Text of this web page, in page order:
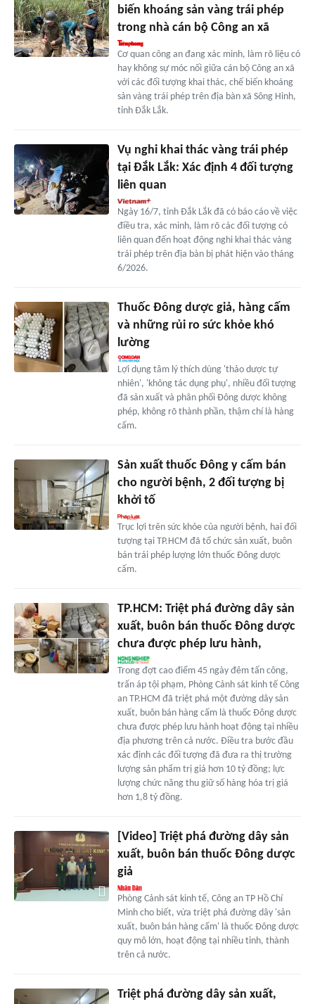
biến khoáng sản vàng trái phép
trong nhà cán bộ Công an xã
Cơ quan công an đang xác minh, làm rõ liệu có
hay không sự móc nối giữa cán bộ Công an xã
với các đối tượng khai thác, chế biến khoáng
sản vàng trái phép trên địa bàn xã Sông Hinh,
tỉnh Đắk Lắk.
Vụ nghi khai thác vàng trái phép
tại Đắk Lắk: Xác định 4 đối tượng
liên quan
Ngày 16/7, tỉnh Đắk Lắk đã có báo cáo về việc
điều tra, xác minh, làm rõ các đối tượng có
liên quan đến hoạt động nghi khai thác vàng
trái phép trên địa bàn bị phát hiện vào tháng
6/2026.
Thuốc Đông dược giả, hàng cấm
và những rủi ro sức khỏe khó
lường
Lợi dụng tâm lý thích dùng 'thảo dược tự
nhiên', 'không tác dụng phụ', nhiều đối tượng
đã sản xuất và phân phối Đông dược không
phép, không rõ thành phần, thậm chí là hàng
cấm.
Sản xuất thuốc Đông y cấm bán
cho người bệnh, 2 đối tượng bị
khởi tố
Trục lợi trên sức khỏe của người bệnh, hai đối
tượng tại TP.HCM đã tổ chức sản xuất, buôn
bán trái phép lượng lớn thuốc Đông dược
cấm.
TP.HCM: Triệt phá đường dây sản
xuất, buôn bán thuốc Đông dược
chưa được phép lưu hành,
Trong đợt cao điểm 45 ngày đêm tấn công,
trấn áp tội phạm, Phòng Cảnh sát kinh tế Công
an TP.HCM đã triệt phá một đường dây sản
xuất, buôn bán hàng cấm là thuốc Đông dược
chưa được phép lưu hành hoạt động tại nhiều
địa phương trên cả nước. Điều tra bước đầu
xác định các đối tượng đã đưa ra thị trường
lượng sản phẩm trị giá hơn 10 tỷ đồng; lực
lượng chức năng thu giữ số hàng hóa trị giá
hơn 1,8 tỷ đồng.
[Video] Triệt phá đường dây sản
xuất, buôn bán thuốc Đông dược
giả
Phòng Cảnh sát kinh tế, Công an TP Hồ Chí
Minh cho biết, vừa triệt phá đường dây 'sản
xuất, buôn bán hàng cấm' là thuốc Đông dược
quy mô lớn, hoạt động tại nhiều tỉnh, thành
trên cả nước.
Triệt phá đường dây sản xuất,